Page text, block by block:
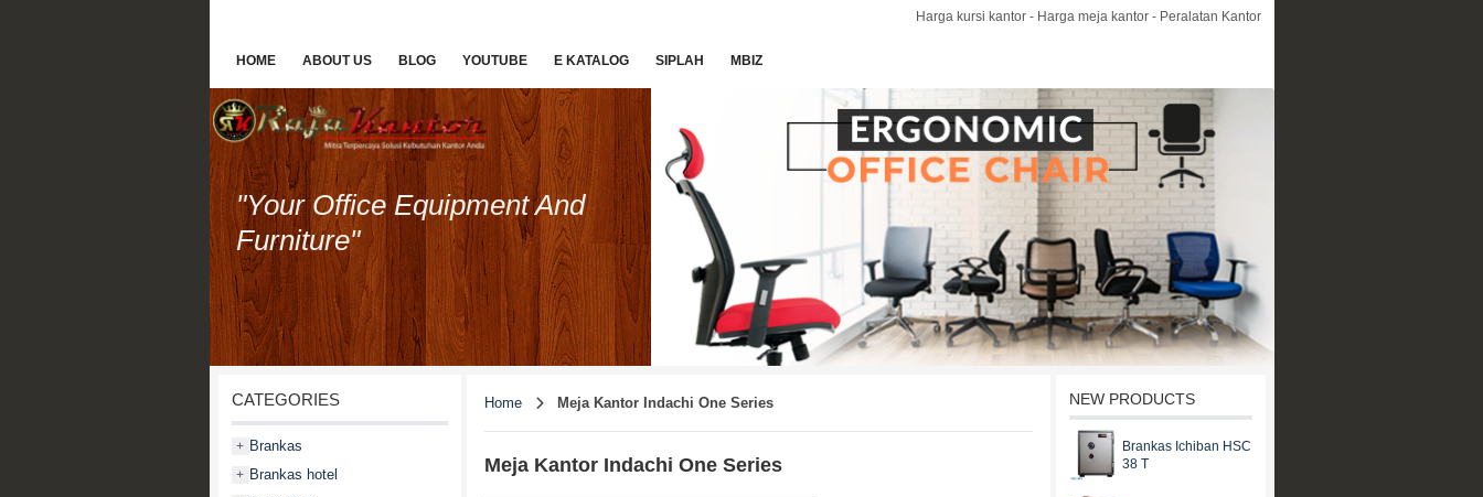
Harga kursi kantor - Harga meja kantor - Peralatan Kantor
HOME ABOUT US BLOG YOUTUBE E KATALOG SIPLAH MBIZ
"Your Office Equipment And
Furniture"
CATEGORIES
+ Brankas
+ Brankas hotel
Home Meja Kantor Indachi One Series
Meja Kantor Indachi One Series
NEW PRODUCTS
Brankas Ichiban HSC
38 T